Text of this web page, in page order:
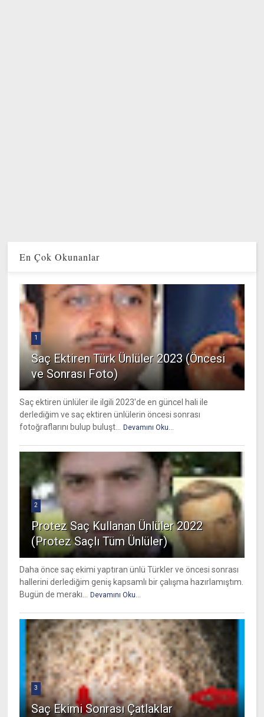
En Çok Okunanlar
1
Saç Ektiren Türk Ünlüler 2023 (Öncesi
ve Sonrası Foto)
Saç ektiren ünlüler ile ilgili 2023'de en güncel hali ile
derlediğim ve saç ektiren ünlülerin öncesi sonrası
fotoğraflarını bulup buluşt... Devamını Oku...
2
Protez Saç Kullanan Ünlüler 2022
(Protez Saçlı Tüm Ünlüler)
Daha önce saç ekimi yaptıran ünlü Türkler ve öncesi sonrası
hallerini derlediğim geniş kapsamlı bir çalışma hazırlamıştım.
Bugün de merakı... Devamını Oku...
3
Saç Ekimi Sonrası Çatlaklar